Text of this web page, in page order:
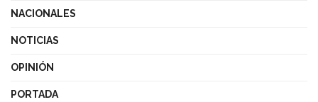
NACIONALES
NOTICIAS
OPINIÓN
PORTADA